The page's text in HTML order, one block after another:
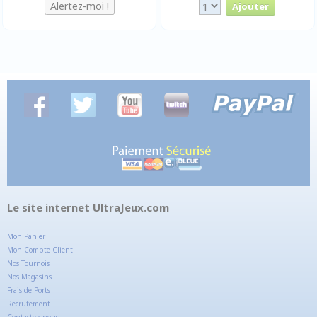
Le site internet UltraJeux.com
Mon Panier
Mon Compte Client
Nos Tournois
Nos Magasins
Frais de Ports
Recrutement